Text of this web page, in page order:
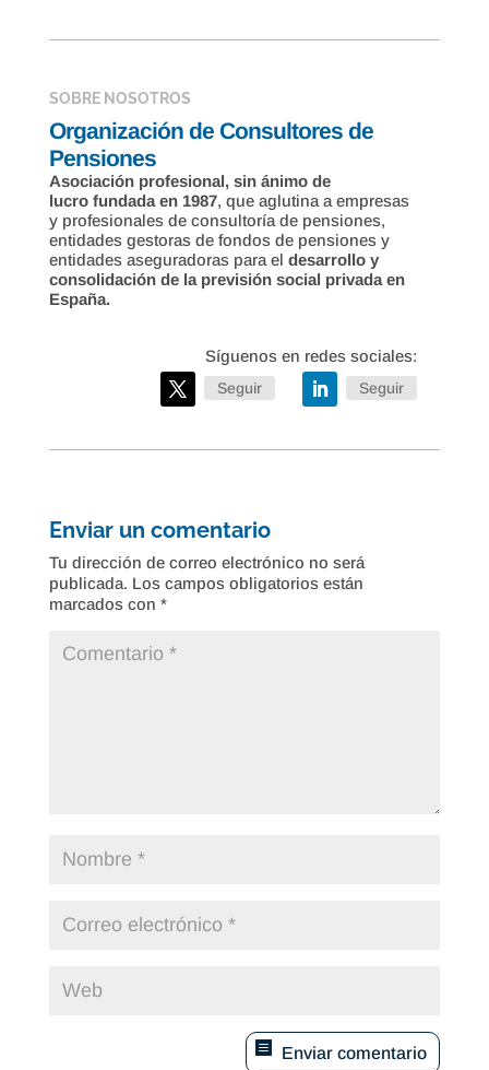
SOBRE NOSOTROS
Organización de Consultores de
Pensiones
Asociación profesional, sin ánimo de
lucro fundada en 1987, que aglutina a empresas
y profesionales de consultoría de pensiones,
entidades gestoras de fondos de pensiones y
entidades aseguradoras para el desarrollo y
consolidación de la previsión social privada en
España.
Seguir Seguir
Enviar un comentario
Tu dirección de correo electrónico no será
publicada. Los campos obligatorios están
marcados con *
Enviar comentario